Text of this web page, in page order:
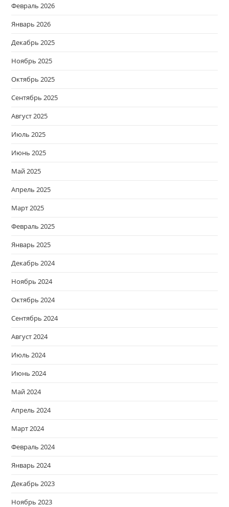
Февраль 2026
Январь 2026
Декабрь 2025
Ноябрь 2025
Октябрь 2025
Сентябрь 2025
Август 2025
Июль 2025
Июнь 2025
Май 2025
Апрель 2025
Март 2025
Февраль 2025
Январь 2025
Декабрь 2024
Ноябрь 2024
Октябрь 2024
Сентябрь 2024
Август 2024
Июль 2024
Июнь 2024
Май 2024
Апрель 2024
Март 2024
Февраль 2024
Январь 2024
Декабрь 2023
Ноябрь 2023